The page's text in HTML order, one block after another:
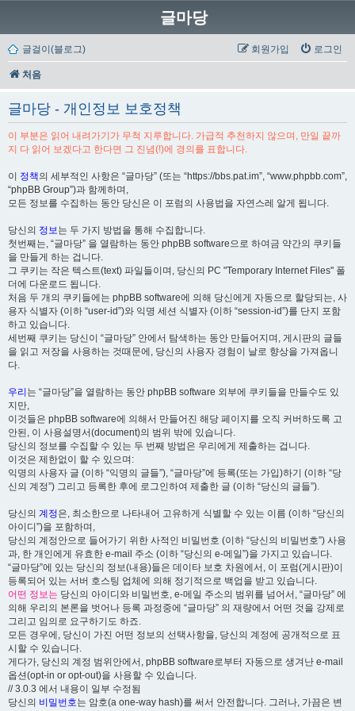
글마당
글걸이(블로그) 로그인
회원가입
처음
글마당 - 개인정보 보호정책
이 부분은 읽어 내려가기가 무척 지루합니다. 가급적 추천하지 않으며, 만일 끝까
지 다 읽어 보겠다고 한다면 그 진념(!)에 경의를 표합니다.
이 정책의 세부적인 사항은 “글마당” (또는 “https://bbs.pat.im”, “www.phpbb.com”,
“phpBB Group”)과 함께하며,
모든 정보를 수집하는 동안 당신은 이 포럼의 사용법을 자연스레 알게 됩니다.
당신의 정보는 두 가지 방법을 통해 수집합니다.
첫번째는, “글마당” 을 열람하는 동안 phpBB software으로 하여금 약간의 쿠키들
을 만들게 하는 겁니다.
그 쿠키는 작은 텍스트(text) 파일들이며, 당신의 PC "Temporary Internet Files" 폴
더에 다운로드 됩니다.
처음 두 개의 쿠키들에는 phpBB software에 의해 당신에게 자동으로 할당되는, 사
용자 식별자 (이하 “user-id”)와 익명 세션 식별자 (이하 “session-id”)를 단지 포함
하고 있습니다.
세번째 쿠키는 당신이 “글마당” 안에서 탐색하는 동안 만들어지며, 게시판의 글들
을 읽고 저장을 사용하는 것때문에, 당신의 사용자 경험이 날로 향상을 가져옵니
다.
우리 는 “글마당”을 열람하는 동안 phpBB software 외부에 쿠키들을 만들수도 있
지만,
이것들은 phpBB software에 의해서 만들어진 해당 페이지를 오직 커버하도록 고
안된, 이 사용설명서(document)의 범위 밖에 있습니다.
당신의 정보를 수집할 수 있는 두 번째 방법은 우리에게 제출하는 겁니다.
이것은 제한없이 할 수 있으며:
익명의 사용자 글 (이하 “익명의 글들”), “글마당”에 등록(또는 가입)하기 (이하 “당
신의 계정”) 그리고 등록한 후에 로그인하여 제출한 글 (이하 “당신의 글들”).
당신의 계정은, 최소한으로 나타내어 고유하게 식별할 수 있는 이름 (이하 “당신의
아이디”)을 포함하며,
당신의 계정안으로 들어가기 위한 사적인 비밀번호 (이하 “당신의 비밀번호”) 사용
과, 한 개인에게 유효한 e-mail 주소 (이하 “당신의 e-메일”)을 가지고 있습니다.
“글마당”에 있는 당신의 정보(내용)들은 데이타 보호 차원에서, 이 포럼(게시판)이
등록되어 있는 서버 호스팅 업체에 의해 정기적으로 백업을 받고 있습니다.
어떤 정보는 당신의 아이디와 비밀번호, e-메일 주소의 범위를 넘어서, “글마당” 에
의해 우리의 본론을 벗어나 등록 과정중에 “글마당” 의 재량에서 어떤 것을 강제로
그리고 임의로 요구하기도 하죠.
모든 경우에, 당신이 가진 어떤 정보의 선택사항을, 당신의 계정에 공개적으로 표
시할 수 있습니다.
게다가, 당신의 계정 범위안에서, phpBB software로부터 자동으로 생겨난 e-mail
옵션(opt-in or opt-out)을 사용할 수 있습니다.
// 3.0.3 에서 내용이 일부 수정됨
당신의 비밀번호는 암호(a one-way hash)를 써서 안전합니다. 그러나, 가끔은 변